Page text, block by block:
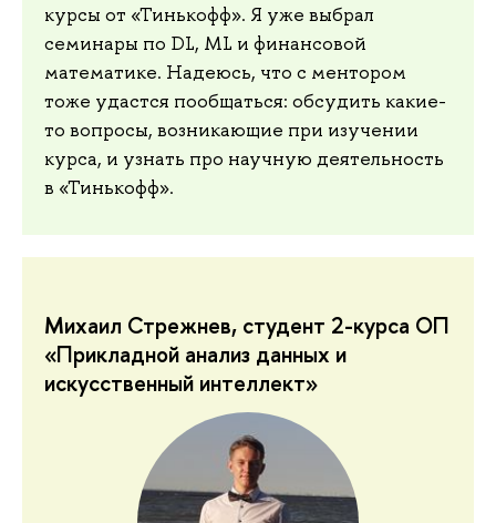
курсы от «Тинькофф». Я уже выбрал
семинары по DL, ML и финансовой
математике. Надеюсь, что с ментором
тоже удастся пообщаться: обсудить какие-
то вопросы, возникающие при изучении
курса, и узнать про научную деятельность
в «Тинькофф».
Михаил Стрежнев, студент 2-курса ОП
«Прикладной анализ данных и
искусственный интеллект»